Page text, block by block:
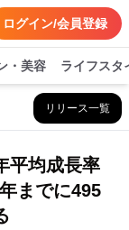
ログイン/会員登録
・美容 ライフスタ
リリース一覧
平均成長率
までに495